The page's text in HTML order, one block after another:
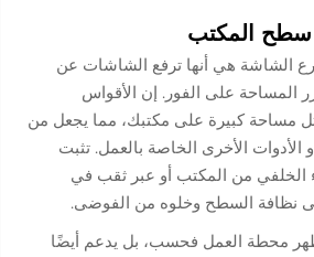
المكتب
الشاشة هي أنها ترفع الشاشات عن
المساحة على الفور. إن الأقواس
مساحة كبيرة على مكتبك، مما يجعل من
الأدوات الأخرى الخاصة بالعمل. تثبت
الخلفي من المكتب أو عبر ثقب في
نظافة السطح وخلوه من الفوضى.
محطة العمل فحسب، بل يدعم أيضًا